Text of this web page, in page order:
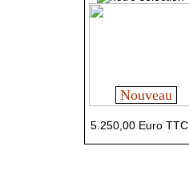
Nouveau
5.250,00 Euro TTC